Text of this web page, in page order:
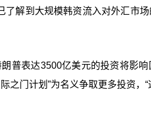
了解到大规模韩资流入对外汇市
普表达3500亿美元的投资将影
门计划”为名义争取更多投资，“